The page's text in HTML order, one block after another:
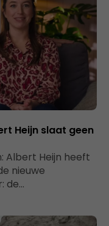
Heijn slaat geen
Albert Heijn heeft
nieuwe
de…